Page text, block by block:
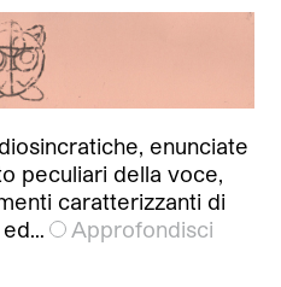
enunciate
peculiari della voce,
caratterizzanti di
ed…
Approfondisci